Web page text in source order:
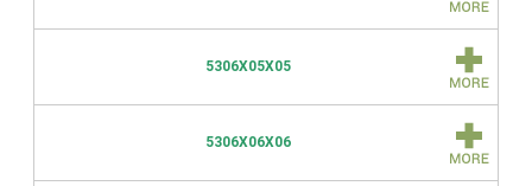
5306X05X05
5306X06X06